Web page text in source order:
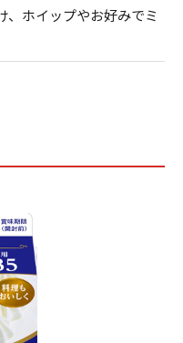
、ホイップやお好みでミ